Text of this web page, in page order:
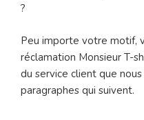
?
Peu importe votre motif,
réclamation Monsieur T-
du service client que
paragraphes qui suivent.